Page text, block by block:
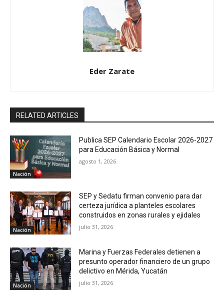
Eder Zarate
RELATED ARTICLES
Nación
Publica SEP Calendario Escolar 2026-2027
para Educación Básica y Normal
agosto 1, 2026
Nación
SEP y Sedatu firman convenio para dar
certeza jurídica a planteles escolares
construidos en zonas rurales y ejidales
julio 31, 2026
Nación
Marina y Fuerzas Federales detienen a
presunto operador financiero de un grupo
delictivo en Mérida, Yucatán
julio 31, 2026